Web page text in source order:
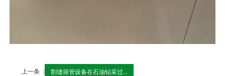
上一条 ： 割缝筛管设备在石油钻采过...